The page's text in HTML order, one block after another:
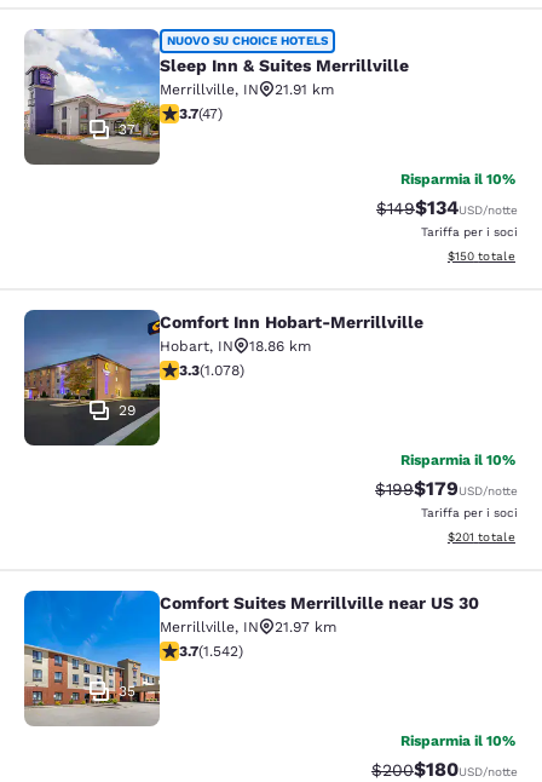
Sleep Inn & Suites Merrillville
37
NUOVO SU CHOICE HOTELS
Sleep Inn & Suites Merrillville
Merrillville, IN
21.91 km
Valutazione di 3.68 stelle. Buono. 47 recensioni
3.7(47)
Risparmia il 10%
Tariffa di barratura:
$149Tariffa
$134USD/notte
Tariffa per i soci
Visualizza i
$150 totale
Comfort Inn Hobart-Merrillville
29
Comfort Inn Hobart-Merrillville
Hobart, IN
18.86 km
Valutazione di 3.28 stelle. Buono. 1078 recensioni
3.3(1.078)
Risparmia il 10%
Tariffa di barratura:
$199Tariffa
$179USD/notte
Tariffa per i soci
Visualizza i
$201 totale
Comfort Suites Merrillville near US
35
Comfort Suites Merrillville near US 30
Merrillville, IN
21.97 km
Valutazione di 3.7 stelle. Buono. 1542 recensioni
3.7(1.542)
Risparmia il 10%
Tariffa di barratura:
$200Tariffa
$180USD/notte